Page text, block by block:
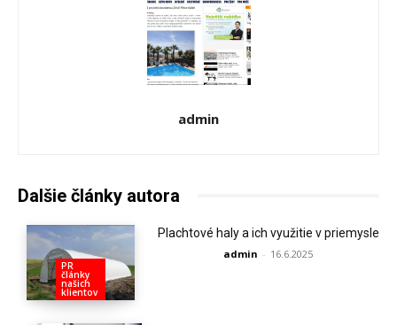
admin
Dalšie články autora
PR
články
našich
klientov
Plachtové haly a ich využitie v priemysle
admin - 16.6.2025